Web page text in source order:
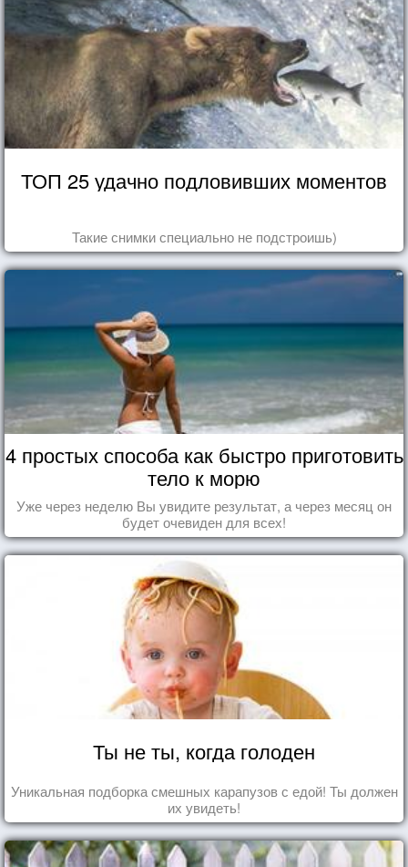
ТОП 25 удачно подловивших моментов
Такие снимки специально не подстроишь)
4 простых способа как быстро приготовить
тело к морю
Уже через неделю Вы увидите результат, а через месяц он
будет очевиден для всех!
Ты не ты, когда голоден
Уникальная подборка смешных карапузов с едой! Ты должен
их увидеть!